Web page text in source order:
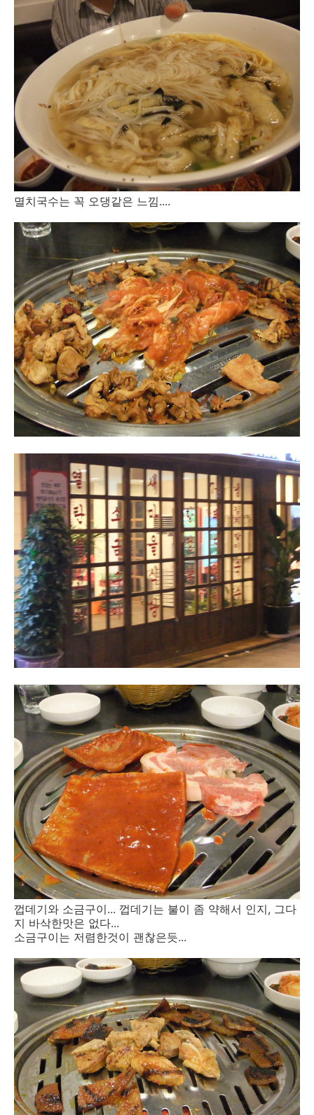
멸치국수는 꼭 오댕같은 느낌....
껍데기와 소금구이... 껍데기는 불이 좀 약해서 인지, 그다
지 바삭한맛은 없다...
소금구이는 저렴한것이 괜찮은듯...